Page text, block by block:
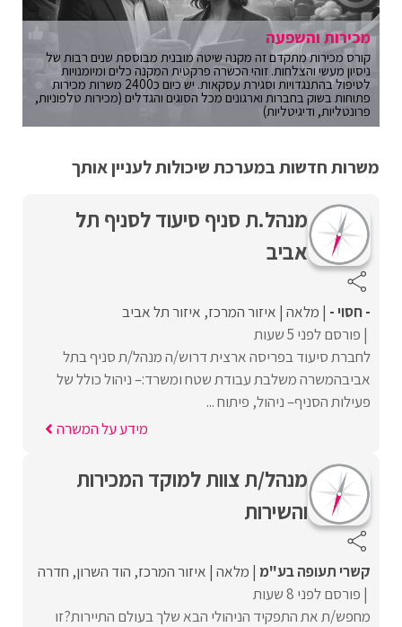
מכירות והשפעה
קורס מכירות מתקדם זה מקנה שיטה מובנית מבוססת שנים רבות של
ניסיון מעשי והצלחות. זוהי הכשרה פרקטית המקנה כלים ומיומנויות
לטיפול בהתנגדויות וסגירת עסקאות. יש כיום כ2400 משרות מכירות
פתוחות בשוק בחברות וארגונים מכל הסוגים והגדלים (מכירות טלפוניות,
פרונטליות, ודיגיטליות)
משרות חדשות במערכת שיכולות לעניין אותך
מנהל.ת סניף סיעוד לסניף תל
אביב
- חסוי - מלאה איזור המרכז איזור תל אביב
פורסם לפני 5 שעות
לחברת סיעוד בפריסה ארצית דרוש/ה מנהל/ת סניף בתל
אביבהמשרה משלבת עבודת שטח ומשרד:– ניהול כולל של
פעילות הסניף– ניהול, פיתוח ...
מידע על המשרה
מנהל/ת צוות למוקד המכירות
והשירות
קשרי תעופה בע"מ מלאה איזור המרכז הוד השרון חדרה
פורסם לפני 8 שעות
מחפש/ת את התפקיד הניהולי הבא שלך בעולם התיירות?זו